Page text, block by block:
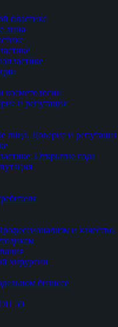
пластике
лица
косметологии
и репутация
лица. Доверие и репутация
Открытие года
и качество
хирургии
бизнесе
50